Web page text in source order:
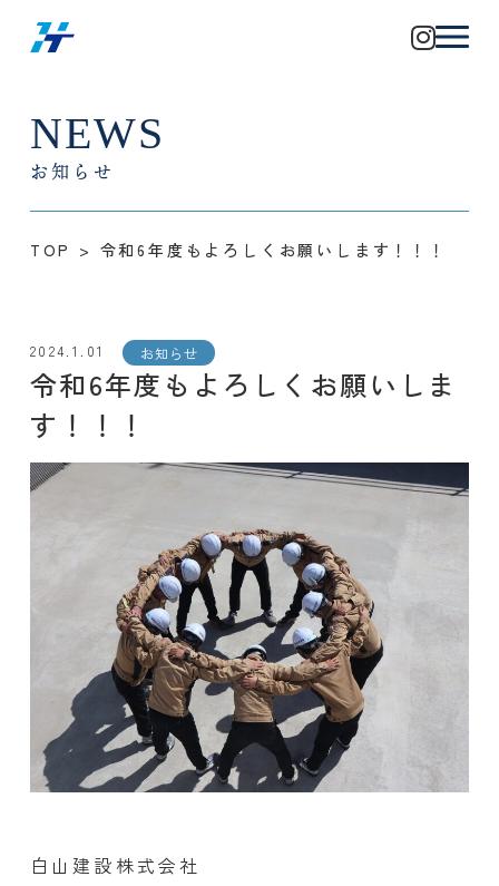
NEWS
お知らせ
TOP > 令和6年度もよろしくお願いします！！！
2024.1.01 お知らせ
令和6年度もよろしくお願いしま
す！！！
白山建設株式会社